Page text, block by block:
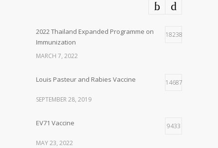
2022 Thailand Expanded Programme on
Immunization
18238
MARCH 7, 2022
Louis Pasteur and Rabies Vaccine 14687
SEPTEMBER 28, 2019
EV71 Vaccine 9433
MAY 23, 2022